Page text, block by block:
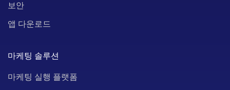
보안
앱 다운로드
마케팅 솔루션
마케팅 실행 플랫폼